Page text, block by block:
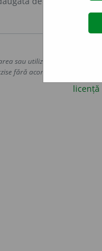
sau utilizarea datelor de
fără acordul nostru
licență